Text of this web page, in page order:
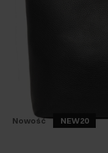
Nowość NEW20